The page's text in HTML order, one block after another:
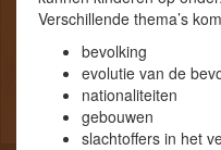
Verschillende thema’s
bevolking
evolutie van de
nationaliteiten
gebouwen
slachtoffers in het